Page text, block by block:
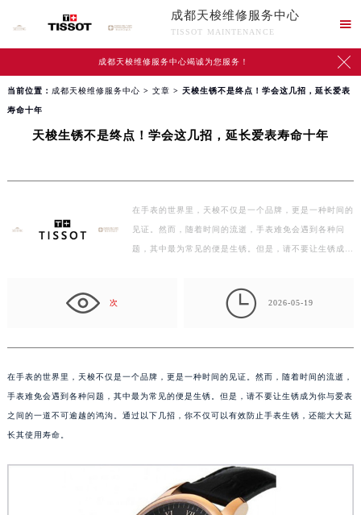
成都天梭维修服务中心
TISSOT MAINTENANCE

成都天梭维修服务中心竭诚为您服务！ 
当前位置： 成都天梭维修服务中心 > 文章 > 天梭生锈不是终点！学会这几招，延长爱表
寿命十年
天梭生锈不是终点！学会这几招，延长爱表寿命十年
在手表的世界里，天梭不仅是一个品牌，更是一种时间的
见证。然而，随着时间的流逝，手表难免会遇到各种问
题，其中最为常见的便是生锈。但是，请不要让生锈成为
次  2026-05-19
在手表的世界里，天梭不仅是一个品牌，更是一种时间的见证。然而，随着时间的流逝，
手表难免会遇到各种问题，其中最为常见的便是生锈。但是，请不要让生锈成为你与爱表
之间的一道不可逾越的鸿沟。通过以下几招，你不仅可以有效防止手表生锈，还能大大延
长其使用寿命。